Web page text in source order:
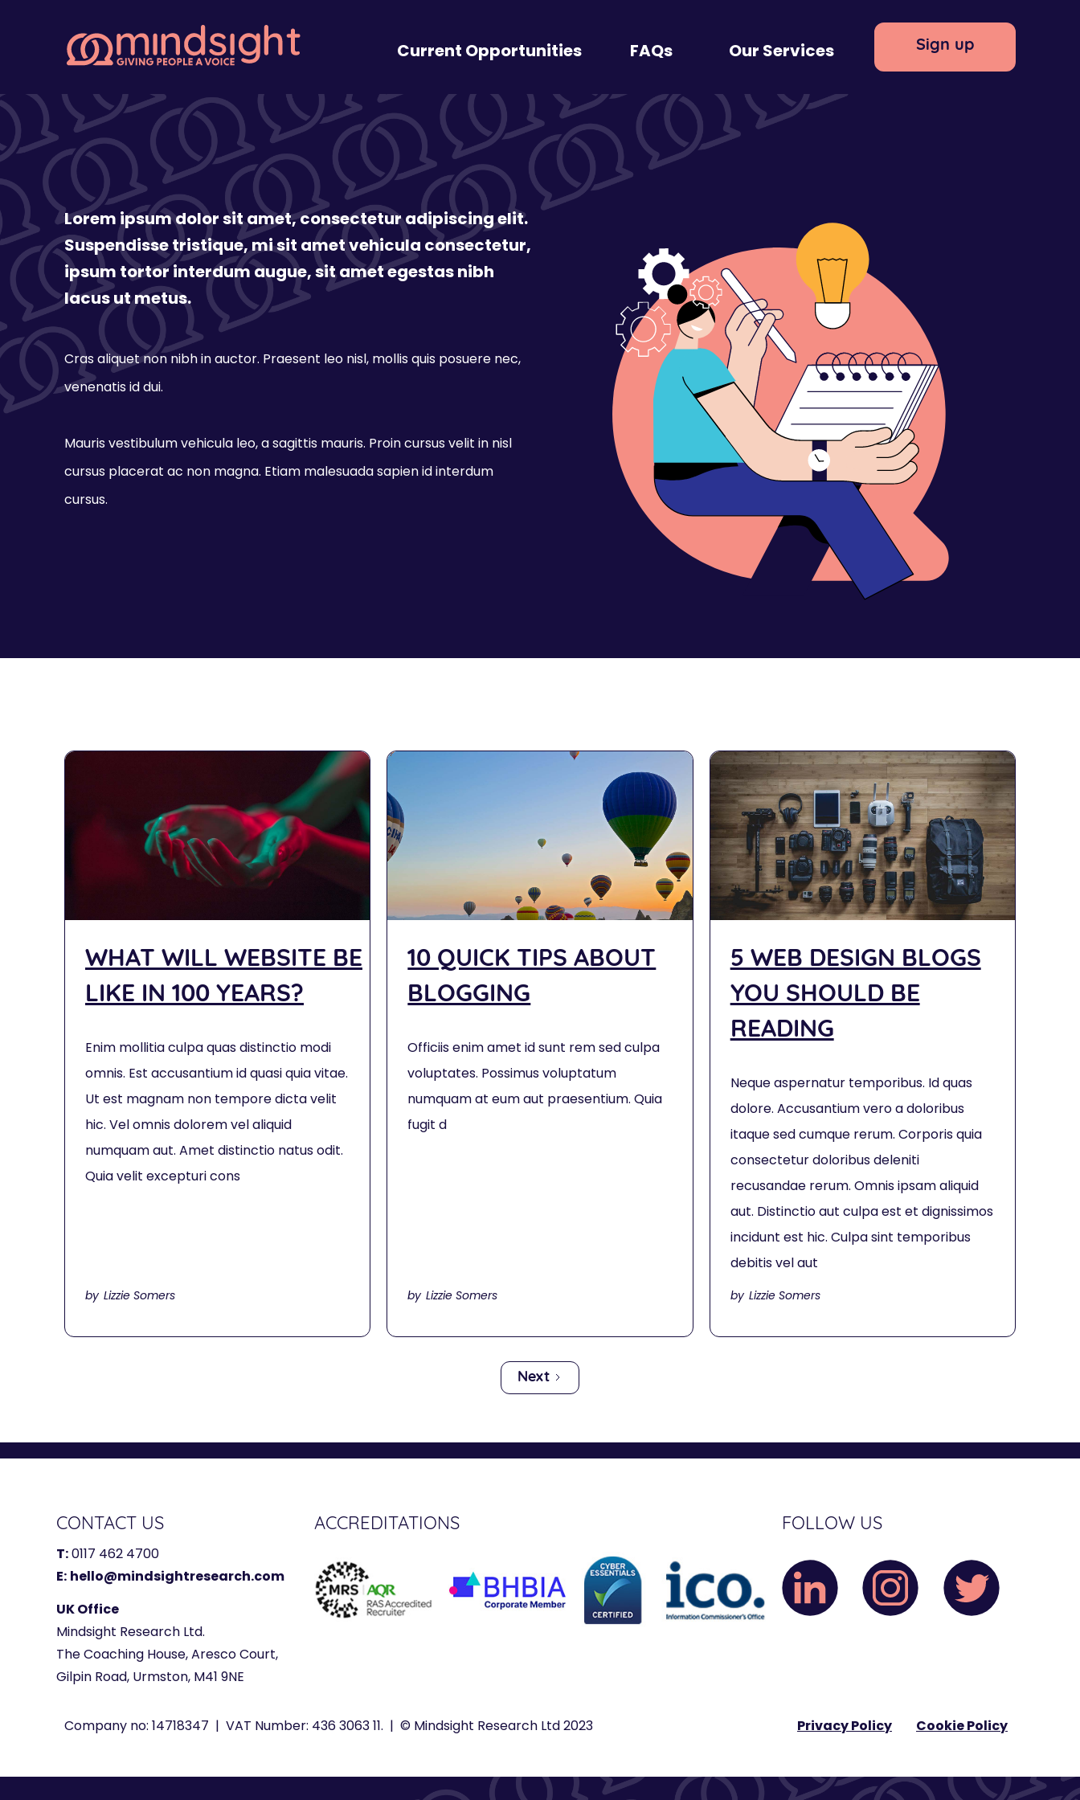
Current Opportunities FAQs Our Services Sign up
Lorem ipsum dolor sit amet, consectetur adipiscing elit.
Suspendisse tristique, mi sit amet vehicula consectetur,
ipsum tortor interdum augue, sit amet egestas nibh
lacus ut metus.
Cras aliquet non nibh in auctor. Praesent leo nisl, mollis quis posuere nec,
venenatis id dui.
Mauris vestibulum vehicula leo, a sagittis mauris. Proin cursus velit in nisl
cursus placerat ac non magna. Etiam malesuada sapien id interdum
cursus.
WHAT WILL WEBSITE BE
LIKE IN 100 YEARS?
Enim mollitia culpa quas distinctio modi
omnis. Est accusantium id quasi quia vitae.
Ut est magnam non tempore dicta velit
hic. Vel omnis dolorem vel aliquid
numquam aut. Amet distinctio natus odit.
Quia velit excepturi cons
by Lizzie Somers
10 QUICK TIPS ABOUT
BLOGGING
Officiis enim amet id sunt rem sed culpa
voluptates. Possimus voluptatum
numquam at eum aut praesentium. Quia
fugit d
by Lizzie Somers
5 WEB DESIGN BLOGS
YOU SHOULD BE
READING
Neque aspernatur temporibus. Id quas
dolore. Accusantium vero a doloribus
itaque sed cumque rerum. Corporis quia
consectetur doloribus deleniti
recusandae rerum. Omnis ipsam aliquid
aut. Distinctio aut culpa est et dignissimos
incidunt est hic. Culpa sint temporibus
debitis vel aut
by Lizzie Somers
Next
CONTACT US
T: 0117 462 4700
E: hello@mindsightresearch.com
UK Office
Mindsight Research Ltd.
The Coaching House, Aresco Court,
Gilpin Road, Urmston, M41 9NE
ACCREDITATIONS FOLLOW US
Cookie Policy
Privacy Policy
Company no: 14718347 | VAT Number: 436 3063 11. | © Mindsight Research Ltd 2023